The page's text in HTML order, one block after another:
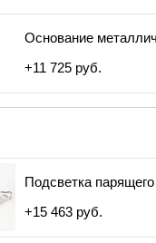
Основание
+11 725 руб.
Подсветка парящего
+15 463 руб.